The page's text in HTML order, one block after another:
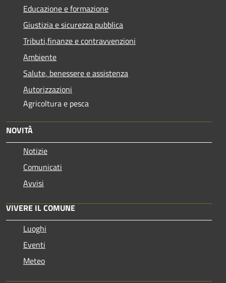
Educazione e formazione
Giustizia e sicurezza pubblica
Tributi,finanze e contravvenzioni
Ambiente
Salute, benessere e assistenza
Autorizzazioni
Agricoltura e pesca
NOVITÀ
Notizie
Comunicati
Avvisi
VIVERE IL COMUNE
Luoghi
Eventi
Meteo